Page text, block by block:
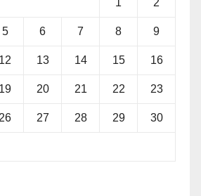
1 2
5 6 7 8 9
12 13 14 15 16
19 20 21 22 23
26 27 28 29 30